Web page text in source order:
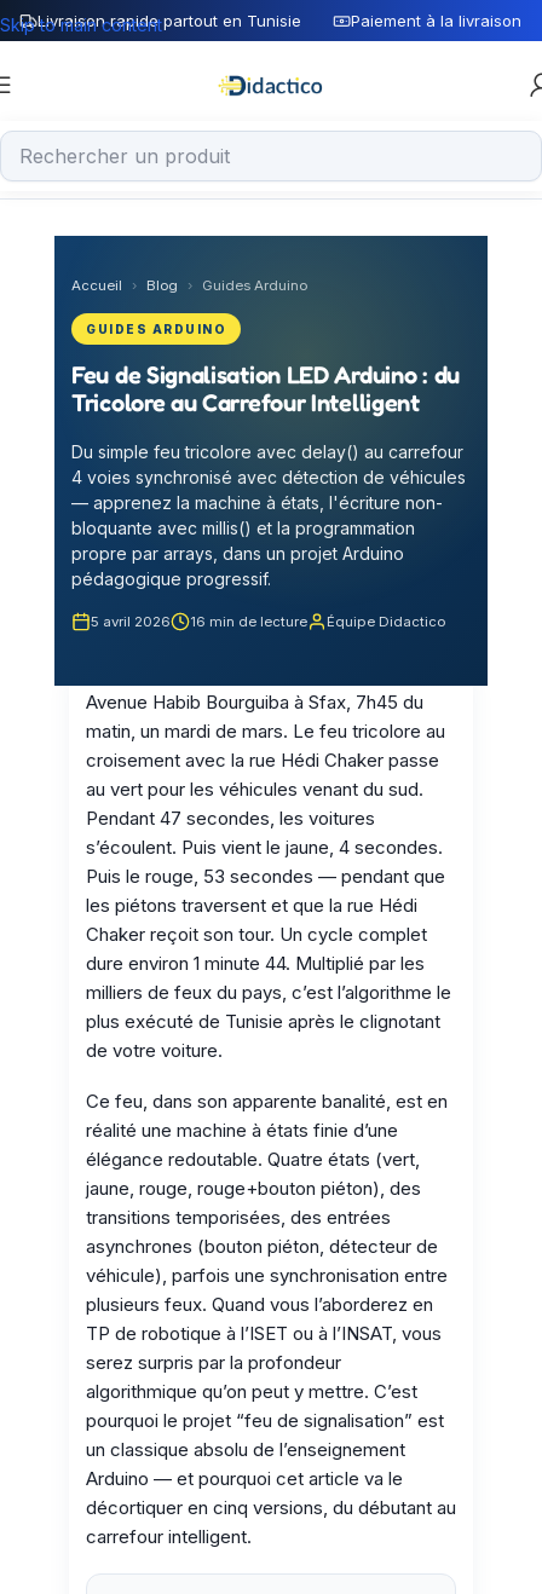
Livraison rapide partout en Tunisie Paiement à la livraison
Skip to main content
Accueil › Blog › Guides Arduino
GUIDES ARDUINO
Feu de Signalisation LED Arduino : du
Tricolore au Carrefour Intelligent
Du simple feu tricolore avec delay() au carrefour
4 voies synchronisé avec détection de véhicules
— apprenez la machine à états, l'écriture non-
bloquante avec millis() et la programmation
propre par arrays, dans un projet Arduino
pédagogique progressif.
5 avril 2026 16 min de lecture Équipe Didactico
Avenue Habib Bourguiba à Sfax, 7h45 du
matin, un mardi de mars. Le feu tricolore au
croisement avec la rue Hédi Chaker passe
au vert pour les véhicules venant du sud.
Pendant 47 secondes, les voitures
s’écoulent. Puis vient le jaune, 4 secondes.
Puis le rouge, 53 secondes — pendant que
les piétons traversent et que la rue Hédi
Chaker reçoit son tour. Un cycle complet
dure environ 1 minute 44. Multiplié par les
milliers de feux du pays, c’est l’algorithme le
plus exécuté de Tunisie après le clignotant
de votre voiture.
Ce feu, dans son apparente banalité, est en
réalité une machine à états finie d’une
élégance redoutable. Quatre états (vert,
jaune, rouge, rouge+bouton piéton), des
transitions temporisées, des entrées
asynchrones (bouton piéton, détecteur de
véhicule), parfois une synchronisation entre
plusieurs feux. Quand vous l’aborderez en
TP de robotique à l’ISET ou à l’INSAT, vous
serez surpris par la profondeur
algorithmique qu’on peut y mettre. C’est
pourquoi le projet “feu de signalisation” est
un classique absolu de l’enseignement
Arduino — et pourquoi cet article va le
décortiquer en cinq versions, du débutant au
carrefour intelligent.